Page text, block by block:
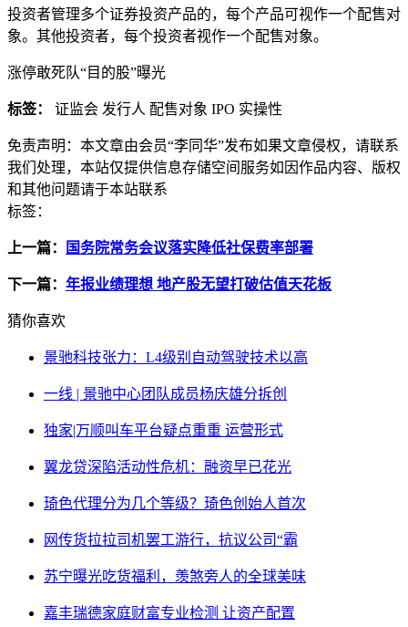
投资者管理多个证券投资产品的，每个产品可视作一个配售对
象。其他投资者，每个投资者视作一个配售对象。
涨停敢死队“目的股”曝光
标签： 证监会 发行人 配售对象 IPO 实操性
免责声明： 本文章由会员“李同华”发布如果文章侵权，请联系
我们处理，本站仅提供信息存储空间服务如因作品内容、版权
和其他问题请于本站联系
标签：
上一篇： 国务院常务会议落实降低社保费率部署
下一篇： 年报业绩理想 地产股无望打破估值天花板
猜你喜欢
景驰科技张力：L4级别自动驾驶技术以高
一线 | 景驰中心团队成员杨庆雄分拆创
独家|万顺叫车平台疑点重重 运营形式
翼龙贷深陷活动性危机：融资早已花光
琦色代理分为几个等级？琦色创始人首次
网传货拉拉司机罢工游行，抗议公司“霸
苏宁曝光吃货福利，羡煞旁人的全球美味
嘉丰瑞德家庭财富专业检测 让资产配置